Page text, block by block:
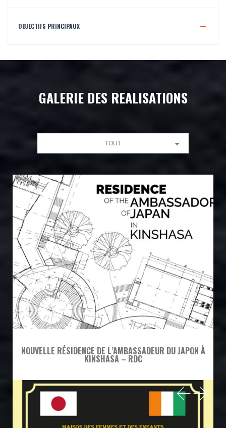
OBJECTIFS PRINCIPAUX
GALERIE DES REALISATIONS
TOUT
NOUVELLE RÉSIDENCE DE L’AMBASSADEUR DU JAPON À
KINSHASA – RDC